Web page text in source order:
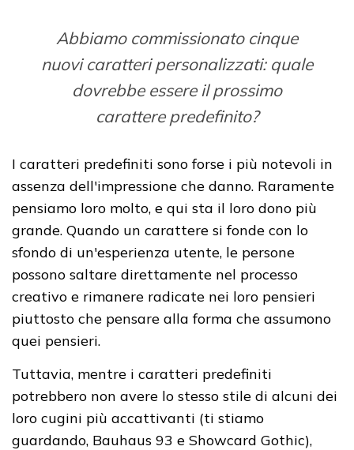
Abbiamo commissionato cinque
nuovi caratteri personalizzati: quale
dovrebbe essere il prossimo
carattere predefinito?
I caratteri predefiniti sono forse i più notevoli in
assenza dell'impressione che danno. Raramente
pensiamo loro molto, e qui sta il loro dono più
grande. Quando un carattere si fonde con lo
sfondo di un'esperienza utente, le persone
possono saltare direttamente nel processo
creativo e rimanere radicate nei loro pensieri
piuttosto che pensare alla forma che assumono
quei pensieri.
Tuttavia, mentre i caratteri predefiniti
potrebbero non avere lo stesso stile di alcuni dei
loro cugini più accattivanti (ti stiamo
guardando, Bauhaus 93 e Showcard Gothic),